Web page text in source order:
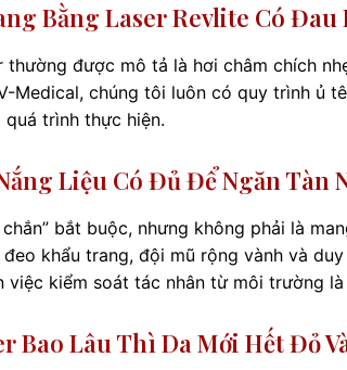
Bằng Laser Revlite Có Đau
thường được mô tả là hơi châm chích
Medical, chúng tôi luôn có quy trình ủ
trình thực hiện.
Liệu Có Đủ Để Ngăn Tàn
chắn” bắt buộc, nhưng không phải là
khẩu trang, đội mũ rộng vành và
việc kiểm soát tác nhân từ môi trường
Bao Lâu Thì Da Mới Hết Đỏ